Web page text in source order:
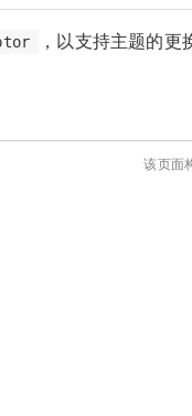
，以支持主题的
该页面